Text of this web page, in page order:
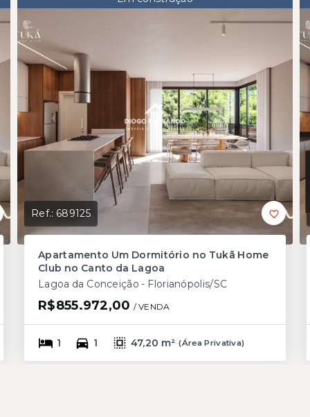
Ref.: 689125
Apartamento Um Dormitório no Tukã Home
Club no Canto da Lagoa
Lagoa da Conceição - Florianópolis/SC
R$855.972,00 / VENDA
1 1 47,20 m² (Área Privativa)